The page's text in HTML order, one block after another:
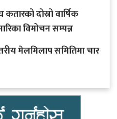
दोस्रो वार्षिक
विमोचन सम्पन्न
मेलमिलाप समितिमा चार